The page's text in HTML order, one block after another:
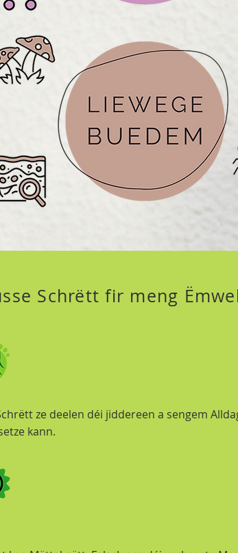
Schrëtt fir meng
ze deelen déi jiddereen a sengem
kann.